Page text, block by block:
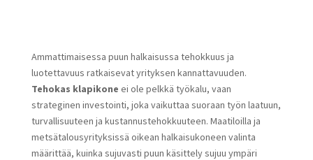
Ammattimaisessa puun halkaisussa tehokkuus ja
luotettavuus ratkaisevat yrityksen kannattavuuden.
Tehokas klapikone ei ole pelkkä työkalu, vaan
strateginen investointi, joka vaikuttaa suoraan työn laatuun,
turvallisuuteen ja kustannustehokkuuteen. Maatiloilla ja
metsätalousyrityksissä oikean halkaisukoneen valinta
määrittää, kuinka sujuvasti puun käsittely sujuu ympäri